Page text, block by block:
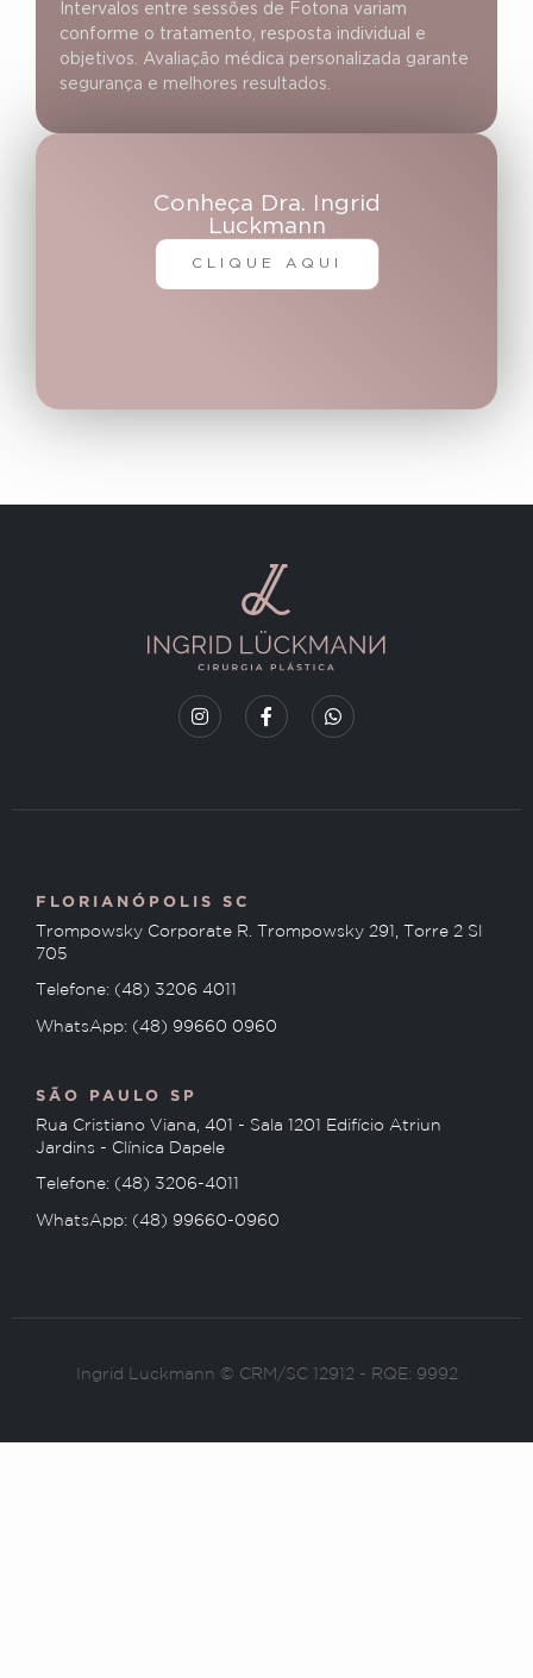
Intervalos entre sessões de Fotona variam
conforme o tratamento, resposta individual e
objetivos. Avaliação médica personalizada garante
segurança e melhores resultados.
Conheça Dra. Ingrid
Luckmann
CLIQUE AQUI
FLORIANÓPOLIS SC
Trompowsky Corporate R. Trompowsky 291, Torre 2 Sl
705
Telefone: (48) 3206 4011
WhatsApp: (48) 99660 0960
SÃO PAULO SP
Rua Cristiano Viana, 401 - Sala 1201 Edifício Atriun
Jardins - Clínica Dapele
Telefone: (48) 3206-4011
WhatsApp: (48) 99660-0960
Ingrid Luckmann © CRM/SC 12912 - RQE: 9992